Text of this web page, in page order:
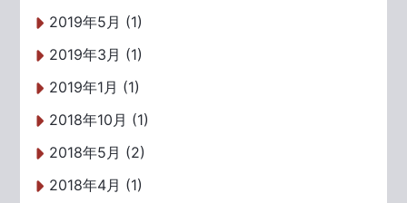
2019年5月 (1)
2019年3月 (1)
2019年1月 (1)
2018年10月 (1)
2018年5月 (2)
2018年4月 (1)